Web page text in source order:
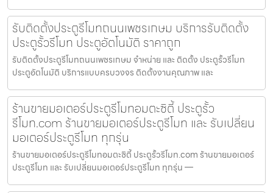
รับติดตั้งประตูรีโมทถนนเพชรเกษม บริการรับติดตั้ง
ประตูรั้วรีโมท ประตูอัตโนมัติ ราคาถูก
รับติดตั้งประตูรีโมทถนนเพชรเกษม จำหน่าย และ ติดตั้ง ประตูรั้วรีโมท
ประตูอัตโนมัติ บริการแบบครบวงจร ติดตั้งงานคุณภาพ และ
ร้านขายมอเตอร์ประตูรีโมทอมตะซิตี้ ประตูรั้ว
รีโมท.com ร้านขายมอเตอร์ประตูรีโมท และ รับเปลี่ยน
มอเตอร์ประตูรีโมท ทุกรุ่น
ร้านขายมอเตอร์ประตูรีโมทอมตะซิตี้ ประตูรั้วรีโมท.com ร้านขายมอเตอร์
ประตูรีโมท และ รับเปลี่ยนมอเตอร์ประตูรีโมท ทุกรุ่น —